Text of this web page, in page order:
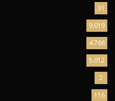
31
9.019
4.766
5.012
2
116